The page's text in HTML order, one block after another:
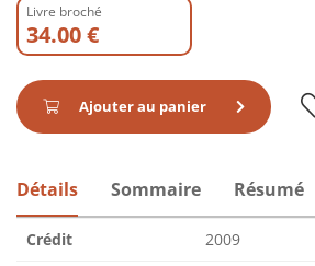
Livre broché
34.00 €
Ajouter au panier
Détails Sommaire Résumé
Crédit 2009